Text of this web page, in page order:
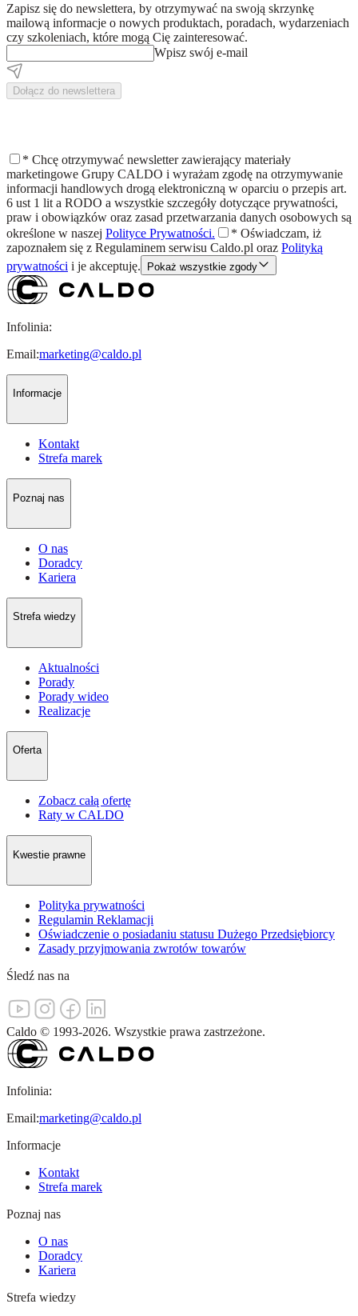
Zapisz się do newslettera, by otrzymywać na swoją skrzynkę
mailową informacje o nowych produktach, poradach, wydarzeniach
czy szkoleniach, które mogą Cię zainteresować.
Wpisz swój e-mail
Dołącz do newslettera
* Chcę otrzymywać newsletter zawierający materiały
marketingowe Grupy CALDO i wyrażam zgodę na otrzymywanie
informacji handlowych drogą elektroniczną w oparciu o przepis art.
6 ust 1 lit a RODO a wszystkie szczegóły dotyczące prywatności,
praw i obowiązków oraz zasad przetwarzania danych osobowych są
określone w naszej Polityce Prywatności. * Oświadczam, iż
zapoznałem się z Regulaminem serwisu Caldo.pl oraz Polityką
prywatności i je akceptuję. Pokaż wszystkie zgody
Infolinia:
Email:marketing@caldo.pl
Informacje
Kontakt
Strefa marek
Poznaj nas
O nas
Doradcy
Kariera
Strefa wiedzy
Aktualności
Porady
Porady wideo
Realizacje
Oferta
Zobacz całą ofertę
Raty w CALDO
Kwestie prawne
Polityka prywatności
Regulamin Reklamacji
Oświadczenie o posiadaniu statusu Dużego Przedsiębiorcy
Zasady przyjmowania zwrotów towarów
Śledź nas na
Caldo © 1993-2026. Wszystkie prawa zastrzeżone.
Infolinia:
Email:marketing@caldo.pl
Informacje
Kontakt
Strefa marek
Poznaj nas
O nas
Doradcy
Kariera
Strefa wiedzy